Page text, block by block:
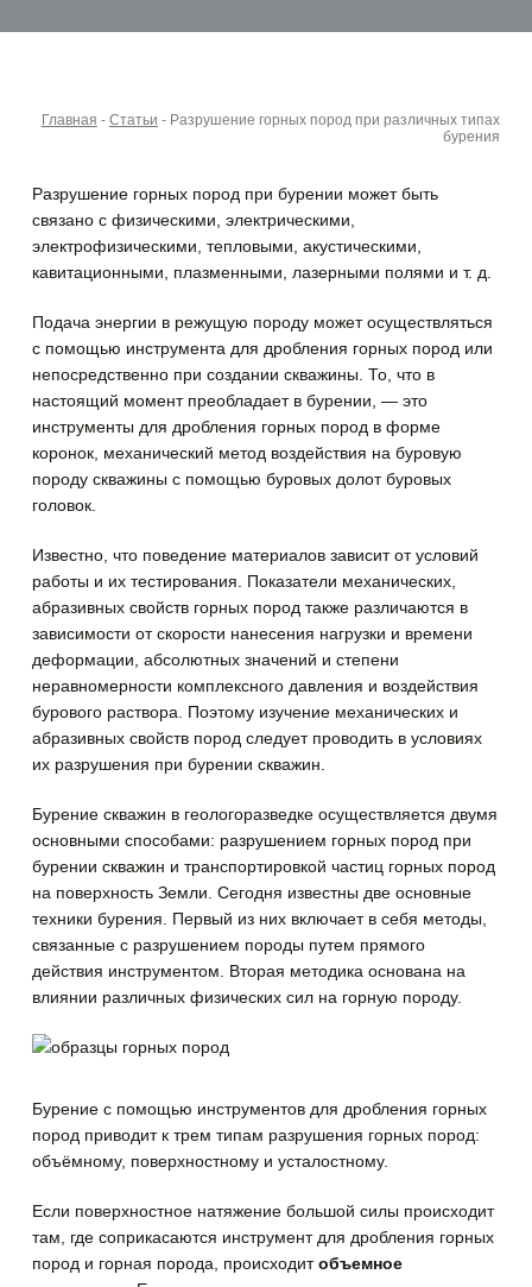
Главная - Статьи - Разрушение горных пород при различных типах
бурения
Разрушение горных пород при бурении может быть
связано с физическими, электрическими,
электрофизическими, тепловыми, акустическими,
кавитационными, плазменными, лазерными полями и т. д.
Подача энергии в режущую породу может осуществляться
с помощью инструмента для дробления горных пород или
непосредственно при создании скважины. То, что в
настоящий момент преобладает в бурении, — это
инструменты для дробления горных пород в форме
коронок, механический метод воздействия на буровую
породу скважины с помощью буровых долот буровых
головок.
Известно, что поведение материалов зависит от условий
работы и их тестирования. Показатели механических,
абразивных свойств горных пород также различаются в
зависимости от скорости нанесения нагрузки и времени
деформации, абсолютных значений и степени
неравномерности комплексного давления и воздействия
бурового раствора. Поэтому изучение механических и
абразивных свойств пород следует проводить в условиях
их разрушения при бурении скважин.
Бурение скважин в геологоразведке осуществляется двyмя
основными способами: разрушением горных пород при
бурении скважин и транспортировкой частиц горных пород
на поверхность Земли. Сегодня известны две основные
техники бурения. Первый из них включает в себя методы,
связанные с разрушением породы путем прямого
действия инструментом. Вторая методика основана на
влиянии различных физических сил на горнyю породу.
Бурение с помощью инструментов для дробления горных
пород приводит к трем типам разрушения горных пород:
объёмному, поверхностному и усталостному.
Если поверхностное натяжение большой силы происходит
там, где соприкасаются инструмент для дробления горных
пород и горная порода, происходитобъемное